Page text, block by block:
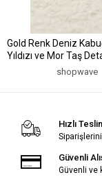
Gold Renk Deniz
Yıldızı ve Mor Taş
shopwave
Hızlı
Güvenli
Güvenli ve